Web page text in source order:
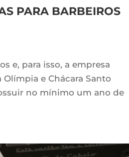
PARA BARBEIROS
e, para isso, a empresa
e Chácara Santo
no mínimo um ano de